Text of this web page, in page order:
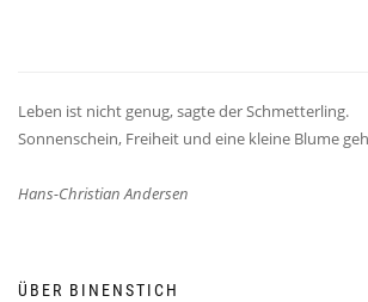
Leben ist nicht genug, sagte der Schmetterling.
Sonnenschein, Freiheit und eine kleine Blume
Hans-Christian Andersen
ÜBER BINENSTICH